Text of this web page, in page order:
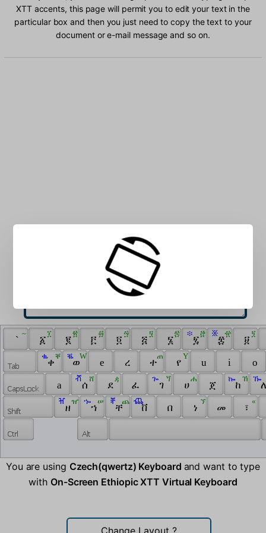
XTT accents, this page will permit you to edit your text in the
particular box and then you just need to copy the text to your
document or e-mail message and so on.
Type Ethiopic XTT characters into the box:
`
~
፩
፲
፪
፳
፫
፴
፬
፵
፭
፶
፮
፷
፯
፸
፨
፰
፹
፠
፱
፺
ቀ
ቐ
ቈ
ወ
W
ቘ
e ረ ተ
ጠ
የ
Y
u i
o
a
ሰ
ሸ
ⶠ
ደ
ዻ
ፈ ገ
ጘ
ጐ
ሀ
ሐ
ጀ ከ
ኸ
ኰ ዀ
ዘ
ዠ
ⶰ
ኀ
ሠ
ኈ
ቸ
ጨ
ⶨ
ቨ
ⶸ
በ ነ
ኘ
መ ፣
«
You are using Czech(qwertz) Keyboard and want to type
with On-Screen Ethiopic XTT Virtual Keyboard
Change Layout ?